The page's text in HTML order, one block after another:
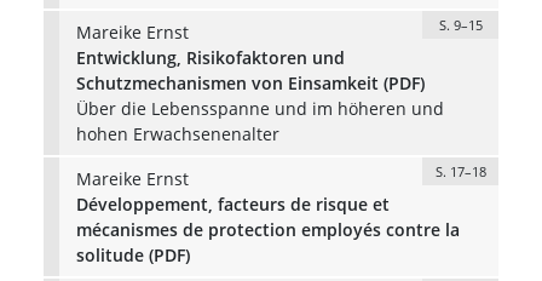
Mareike Ernst
S. 9–15
Entwicklung, Risikofaktoren und
Schutzmechanismen von Einsamkeit (PDF)
Über die Lebensspanne und im höheren und
hohen Erwachsenenalter
Mareike Ernst
S. 17–18
Développement, facteurs de risque et
mécanismes de protection employés contre la
solitude (PDF)